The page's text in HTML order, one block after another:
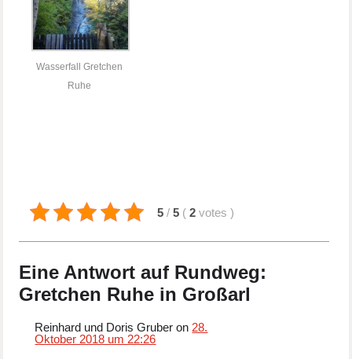
Wasserfall Gretchen
Ruhe
5 / 5 ( 2 votes)
Eine Antwort auf Rundweg:
Gretchen Ruhe in Großarl
Reinhard und Doris Gruber on 28.
Oktober 2018 um 22:26